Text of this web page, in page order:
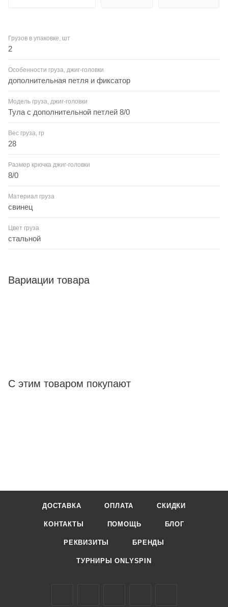
Грузов в упаковке, шт
2
Особенности груза, джиг-головки
дополнительная петля и фиксатор
Модель груза, джиг-головки
Тула с дополнительной петлей 8/0
Вес груза, гр
28
Размер крючка джиг-головки
8/0
Материал груза
свинец
Цвет груза
стальной
Вариации товара
С этим товаром покупают
ДОСТАВКА ОПЛАТА СКИДКИ
КОНТАКТЫ ПОМОЩЬ БЛОГ
РЕКВИЗИТЫ БРЕНДЫ
ТУРНИРЫ ONLYSPIN